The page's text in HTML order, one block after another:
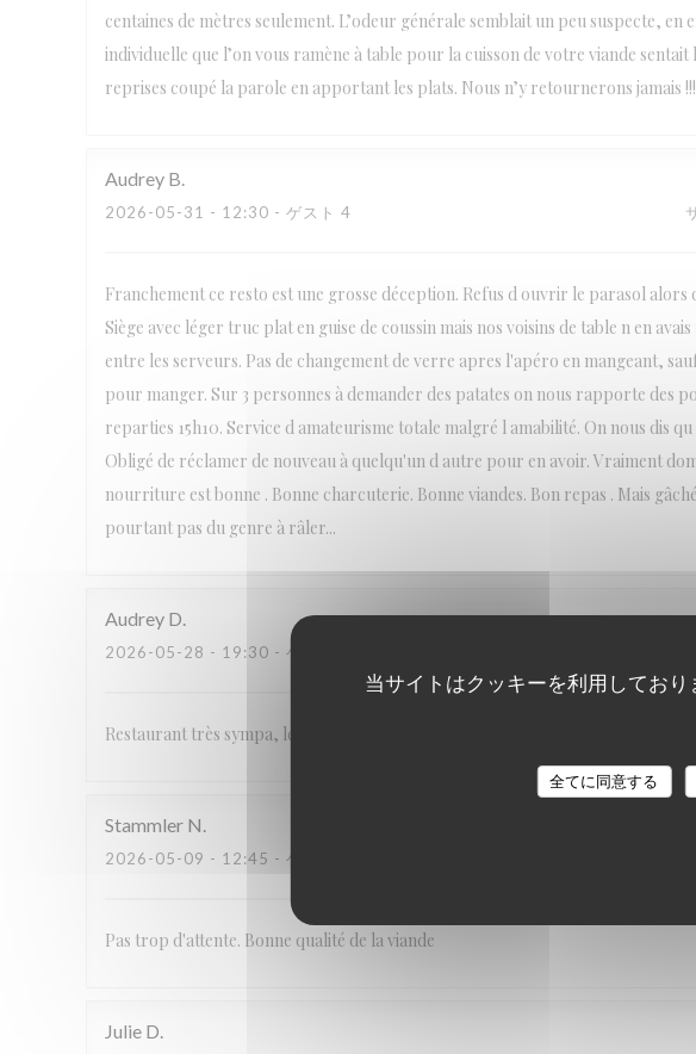
当サイトはクッキーを利用してお
全てに同意する
centaines de mètres seulement. L’odeur générale semblait un peu suspecte, en
individuelle que l’on vous ramène à table pour la cuisson de votre viande
reprises coupé la parole en apportant les plats. Nous n’y retournerons jamais
Audrey B
2026-05-31 - 12:30 - ゲスト 4
Franchement ce resto est une grosse déception. Refus d ouvrir le parasol alors
Siège avec léger truc plat en guise de coussin mais nos voisins de table n en
entre les serveurs. Pas de changement de verre apres l'apéro en mangeant,
pour manger. Sur 3 personnes à demander des patates on nous rapporte des
reparties 15h10. Service d amateurisme totale malgré l amabilité. On nous dis
Obligé de réclamer de nouveau à quelqu'un d autre pour en avoir. Vraiment
nourriture est bonne . Bonne charcuterie. Bonne viandes. Bon repas . Mais
pourtant pas du genre à râler...
Audrey D
2026-05-28 - 19:30 - ゲスト 2
Restaurant très sympa, le service est souriant et rapide. Les assiettes sont bien
Stammler N
2026-05-09 - 12:45 - ゲスト 6
Pas trop d'attente. Bonne qualité de la viande
Julie D